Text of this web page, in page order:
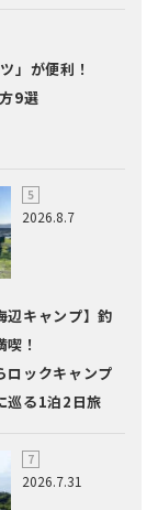
」が便利！
9選
2026.8.7
辺キャンプ】釣
！
ロックキャンプ
巡る1泊2日旅
2026.7.31